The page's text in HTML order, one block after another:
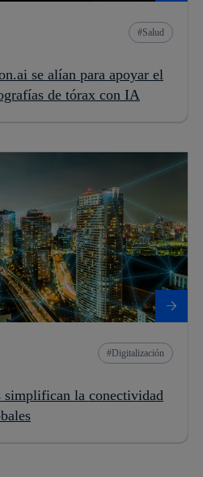
Salud
se alían para apoyar el
de tórax con IA
Digitalización
simplifican la conectividad